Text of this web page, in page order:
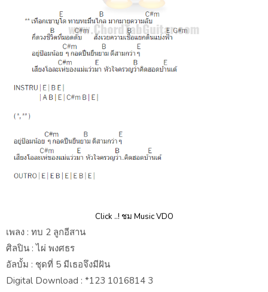
Click ..! ชม Music VDO
เพลง : ทบ 2 ลูกอีสาน
ศิลปิน : ไผ่ พงศธร
อัลบั้ม : ชุดที่ 5 มีเธอจึงมีฝัน
Digital Download : *123 1016814 3